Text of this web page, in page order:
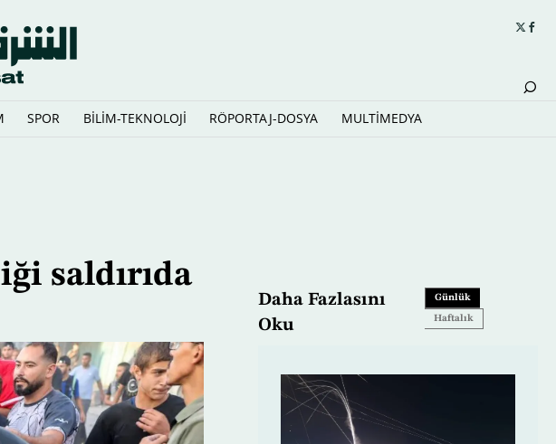
SPOR BİLİM-TEKNOLOJİ RÖPORTAJ-DOSYA MULTİMEDYA
saldırıda
Daha Fazlasını
Oku
Günlük
Haftalık